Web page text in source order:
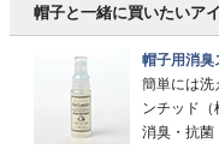
帽子と一緒に買いたいア
帽子用消臭
簡単には洗
ンチッド
消臭・抗菌